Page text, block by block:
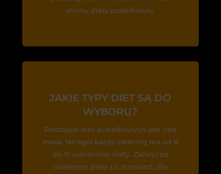
strony diety pudełkowej.
JAKIE TYPY DIET SĄ DO
WYBORU?
Rodzajów diet pudełkowych jest cała
masa. Na ogół każdy catering ma od 8
do 15 wariantów diety. Zazwyczaj
dostępne diety to: standard, dla